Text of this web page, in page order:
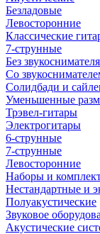
Безладовые
Левосторонние
Классические
7-струнные
Без звукоснимателя
Со
Солидбади и
Уменьшенные
Трэвел-гитары
Электрогитары
6-струнные
7-струнные
Левосторонние
Наборы и
Нестандартные и
Полуакустические
Звуковое
Акустические